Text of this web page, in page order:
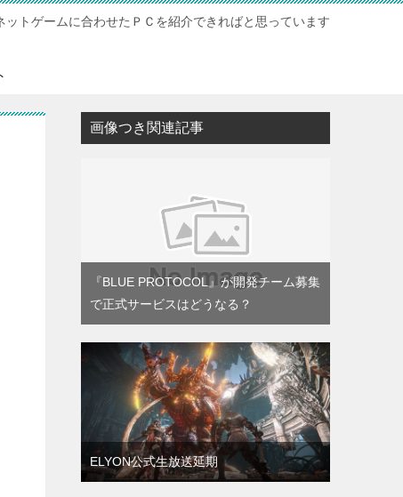
ットゲームに合わせたＰＣを紹介できればと思っています
画像つき関連記事
『BLUE PROTOCOL』が開発チーム募集
で正式サービスはどうなる？
ELYON公式生放送延期